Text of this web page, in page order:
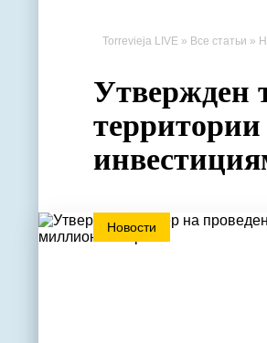
Torrevieja LIVE » Все статьи »
Утвержден
Новости